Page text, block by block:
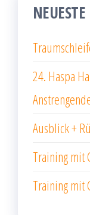
24. Haspa
Ausblick +
Training mit
Training mit